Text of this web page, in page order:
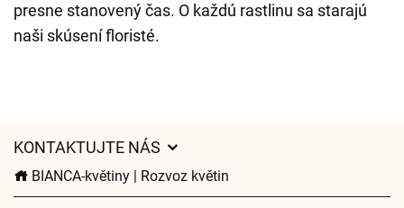
presne stanovený čas. O každú rastlinu sa starajú
naši skúsení floristé.
KONTAKTUJTE NÁS
BIANCA-květiny | Rozvoz květin